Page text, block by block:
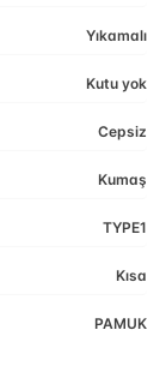
Yıkamalı
Kutu yok
Cepsiz
Kumaş
TYPE1
Kısa
PAMUK